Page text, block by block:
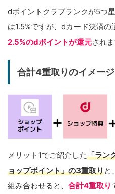
dポイントクラブランクが5つ
は1.5%ですが、dカード決済
2.5%のdポイントが還元されま
合計4重取りのイメージ
メリット1でご紹介した「ラン
ョップポイント」の3重取りと、
組み合わせると、 合計4重取り